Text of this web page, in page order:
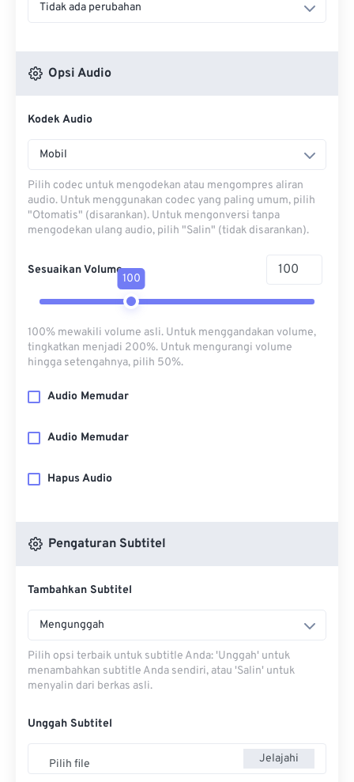
Tidak ada perubahan
Opsi Audio
Kodek Audio
Mobil
Pilih codec untuk mengodekan atau mengompres aliran
audio. Untuk menggunakan codec yang paling umum, pilih
"Otomatis" (disarankan). Untuk mengonversi tanpa
mengodekan ulang audio, pilih "Salin" (tidak disarankan).
Sesuaikan Volume
100
100% mewakili volume asli. Untuk menggandakan volume,
tingkatkan menjadi 200%. Untuk mengurangi volume
hingga setengahnya, pilih 50%.
Audio Memudar
Audio Memudar
Hapus Audio
Pengaturan Subtitel
Tambahkan Subtitel
Mengunggah
Pilih opsi terbaik untuk subtitle Anda: 'Unggah' untuk
menambahkan subtitle Anda sendiri, atau 'Salin' untuk
menyalin dari berkas asli.
Unggah Subtitel
Pilih file Jelajahi